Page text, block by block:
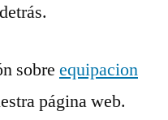
sobre equipacion
página web.